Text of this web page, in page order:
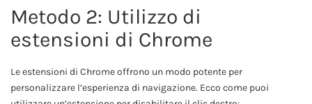
Metodo 2: Utilizzo di
estensioni di Chrome
Le estensioni di Chrome offrono un modo potente per
personalizzare l’esperienza di navigazione. Ecco come puoi